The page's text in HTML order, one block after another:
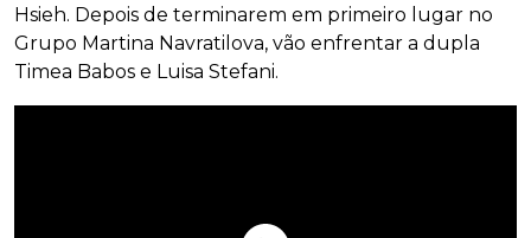
Hsieh. Depois de terminarem em primeiro lugar no
Grupo Martina Navratilova, vão enfrentar a dupla
Timea Babos e Luisa Stefani.